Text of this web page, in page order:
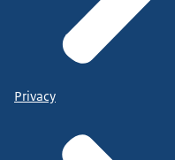
Privacy